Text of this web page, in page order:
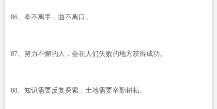
86、拳不离手，曲不离口。
87、努力不懈的人，会在人们失败的地方获得成功。
88、知识需要反复探索，土地需要辛勤耕耘。